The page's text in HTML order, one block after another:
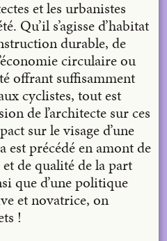
et les urbanistes
Qu’il s’agisse d’habitat
durable, de
circulaire ou
offrant suffisamment
cyclistes, tout est
de l’architecte sur ces
sur le visage d’une
précédé en amont de
de qualité de la part
que d’une politique
et novatrice, on
!